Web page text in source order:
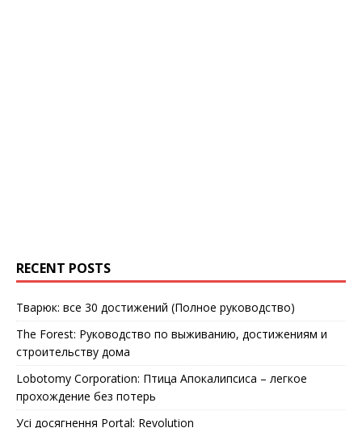
RECENT POSTS
Тварюк: все 30 достижений (Полное руководство)
The Forest: Руководство по выживанию, достижениям и
строительству дома
Lobotomy Corporation: Птица Апокалипсиса – легкое
прохождение без потерь
Усі досягнення Portal: Revolution